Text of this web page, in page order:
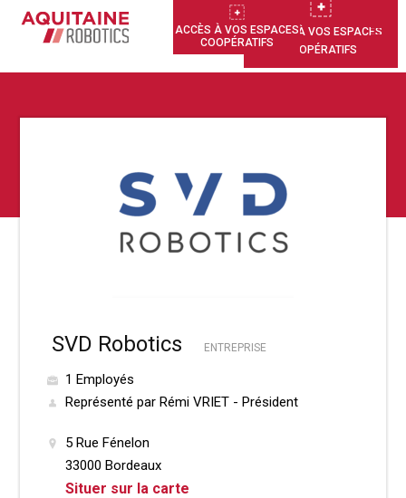
ACCÈS À VOS ESPACES
COOPÉRATIFS
ACCÈS À VOS ESPACES
COOPÉRATIFS
SVD Robotics ENTREPRISE
1 Employés
Représenté par Rémi VRIET - Président
5 Rue Fénelon
33000 Bordeaux
Situer sur la carte